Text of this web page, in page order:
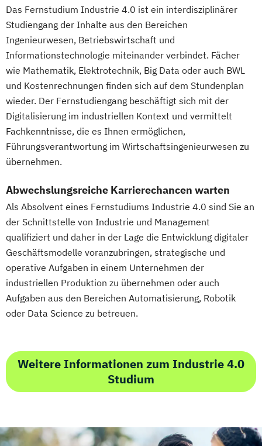
Das Fernstudium Industrie 4.0 ist ein interdisziplinärer
Studiengang der Inhalte aus den Bereichen
Ingenieurwesen, Betriebswirtschaft und
Informationstechnologie miteinander verbindet. Fächer
wie Mathematik, Elektrotechnik, Big Data oder auch BWL
und Kostenrechnungen finden sich auf dem Stundenplan
wieder. Der Fernstudiengang beschäftigt sich mit der
Digitalisierung im industriellen Kontext und vermittelt
Fachkenntnisse, die es Ihnen ermöglichen,
Führungsverantwortung im Wirtschaftsingenieurwesen zu
übernehmen.
Abwechslungsreiche Karrierechancen warten
Als Absolvent eines Fernstudiums Industrie 4.0 sind Sie an
der Schnittstelle von Industrie und Management
qualifiziert und daher in der Lage die Entwicklung digitaler
Geschäftsmodelle voranzubringen, strategische und
operative Aufgaben in einem Unternehmen der
industriellen Produktion zu übernehmen oder auch
Aufgaben aus den Bereichen Automatisierung, Robotik
oder Data Science zu betreuen.
Weitere Informationen zum Industrie 4.0
Studium